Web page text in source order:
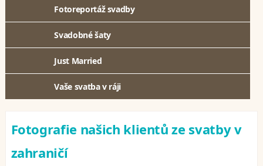
Fotoreportáž svadby
Svadobné šaty
Just Married
Vaše svatba v ráji
Fotografie našich klientů ze svatby v
zahraničí